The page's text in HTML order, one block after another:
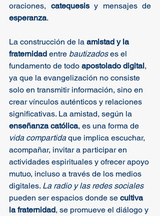
oraciones, catequesis
esperanza.​
La construcción de la amistad y la
fraternidad entre bautizados es el
fundamento de todo apostolado digital,
ya que la evangelización no consiste
solo en transmitir información, sino en
crear vínculos auténticos y relaciones
significativas. La amistad, según la
enseñanza católica, es una forma de
vida compartida que implica escuchar,
acompañar, invitar a participar en
actividades espirituales y ofrecer apoyo
mutuo, incluso a través de los medios
digitales. La radio y las redes sociales
pueden ser espacios donde se cultiva
la fraternidad, se promueve el diálogo y